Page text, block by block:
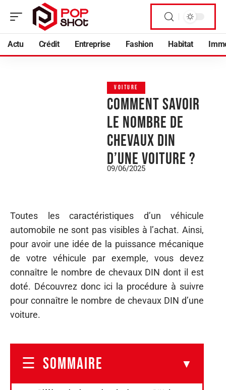
Actu Crédit Entreprise Fashion Habitat
VOITURE
Comment savoir
le nombre de
chevaux DIN
d’une voiture ?
09/06/2025
Toutes les caractéristiques d’un véhicule
automobile ne sont pas visibles à l’achat. Ainsi,
pour avoir une idée de la puissance mécanique
de votre véhicule par exemple, vous devez
connaître le nombre de chevaux DIN dont il est
doté. Découvrez donc ici la procédure à suivre
pour connaître le nombre de chevaux DIN d’une
voiture.
SOMMAIRE